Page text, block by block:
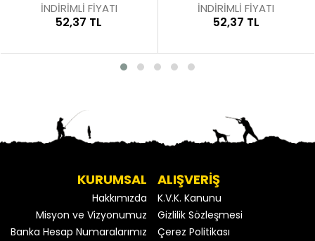
İNDİRİMLİ FİYATI
52,37 TL
İNDİRİMLİ FİYATI
52,37 TL
KURUMSAL
Hakkımızda
Misyon ve Vizyonumuz
Banka Hesap Numaralarımız
ALIŞVERİŞ
K.V.K. Kanunu
Gizlilik Sözleşmesi
Çerez Politikası